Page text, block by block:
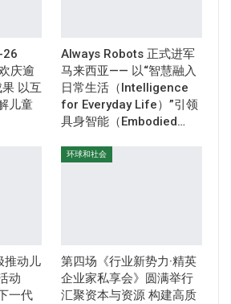
26
庆逾
以互
儿童
Always Robots 正式进军
马来西亚—— 以“智慧融入
日常生活（Intelligence
for Everyday Life）”引领
具身智能（Embodied…
推动儿
动
一代
环球和社会
第四场《行业新势力·精英
企业家私享会》圆满举行
汇聚资本与资源 构建高质